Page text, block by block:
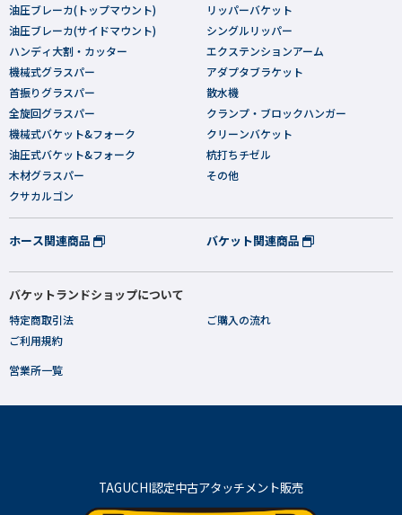
油圧ブレーカ(トップマウント)
油圧ブレーカ(サイドマウント)
ハンディ大割・カッター
機械式グラスパー
首振りグラスパー
全旋回グラスパー
機械式バケット&フォーク
油圧式バケット&フォーク
木材グラスパー
クサカルゴン
リッパーバケット
シングルリッパー
エクステンションアーム
アダプタブラケット
散水機
クランプ・ブロックハンガー
クリーンバケット
杭打ちチゼル
その他
ホース関連商品 バケット関連商品
バケットランドショップについて
特定商取引法
ご利用規約
ご購入の流れ
営業所一覧
TAGUCHI認定中古アタッチメント販売